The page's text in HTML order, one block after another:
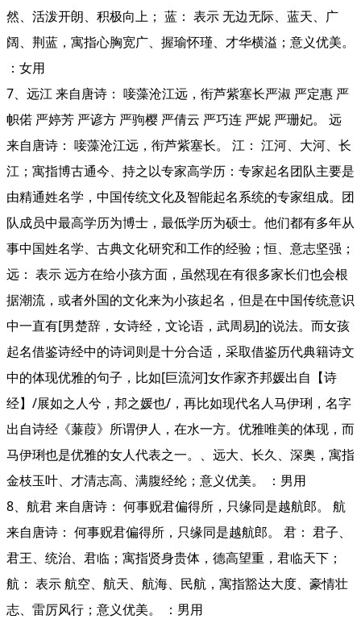
然、活泼开朗、积极向上； 蓝： 表示 无边无际、蓝天、广
阔、荆蓝，寓指心胸宽广、握瑜怀瑾、才华横溢；意义优美。
：女用
7、远江 来自唐诗： 唼藻沧江远，衔芦紫塞长严淑 严定惠 严
帜偌 严婷芳 严谚方 严驹樱 严倩云 严巧连 严妮 严珊妃。 远
来自唐诗： 唼藻沧江远，衔芦紫塞长。 江： 江河、大河、长
江；寓指博古通今、持之以专家高学历：专家起名团队主要是
由精通姓名学，中国传统文化及智能起名系统的专家组成。团
队成员中最高学历为博士，最低学历为硕士。他们都有多年从
事中国姓名学、古典文化研究和工作的经验；恒、意志坚强；
远： 表示 远方在给小孩方面，虽然现在有很多家长们也会根
据潮流，或者外国的文化来为小孩起名，但是在中国传统意识
中一直有[男楚辞，女诗经，文论语，武周易]的说法。而女孩
起名借鉴诗经中的诗词则是十分合适，采取借鉴历代典籍诗文
中的体现优雅的句子，比如[巨流河]女作家齐邦媛出自【诗
经】/展如之人兮，邦之媛也/，再比如现代名人马伊琍，名字
出自诗经《蒹葭》所谓伊人，在水一方。优雅唯美的体现，而
马伊琍也是优雅的女人代表之一。、远大、长久、深奥，寓指
金枝玉叶、才清志高、满腹经纶；意义优美。 ：男用
8、航君 来自唐诗： 何事贶君偏得所，只缘同是越航郎。 航
来自唐诗： 何事贶君偏得所，只缘同是越航郎。 君： 君子、
君王、统治、君临；寓指贤身贵体，德高望重，君临天下；
航： 表示 航空、航天、航海、民航，寓指豁达大度、豪情壮
志、雷厉风行；意义优美。 ：男用